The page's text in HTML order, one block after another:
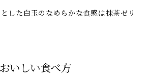
した白玉のなめらかな食感は抹茶ゼリ
おいしい食べ方